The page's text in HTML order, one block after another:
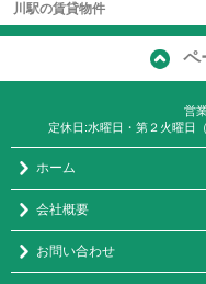
川駅の賃貸物件
ペ
営
定休日:水曜日・第２火曜日
ホーム
会社概要
お問い合わせ